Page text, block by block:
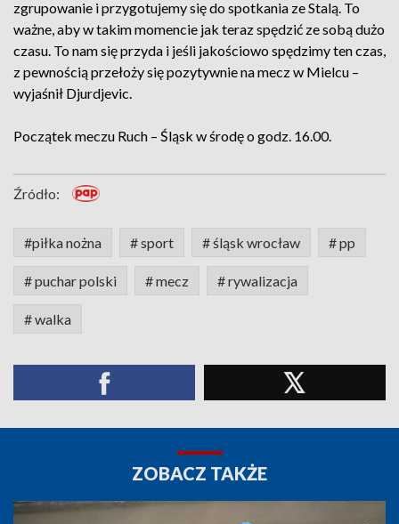
zgrupowanie i przygotujemy się do spotkania ze Stalą. To
ważne, aby w takim momencie jak teraz spędzić ze sobą dużo
czasu. To nam się przyda i jeśli jakościowo spędzimy ten czas,
z pewnością przełoży się pozytywnie na mecz w Mielcu –
wyjaśnił Djurdjevic.
Początek meczu Ruch – Śląsk w środę o godz. 16.00.
Źródło:
#piłka nożna # sport # śląsk wrocław # pp
# puchar polski # mecz # rywalizacja
# walka
ZOBACZ TAKŻE